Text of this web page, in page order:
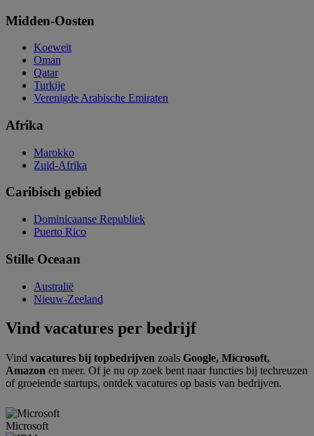
Midden-Oosten
Koeweit
Oman
Qatar
Turkije
Verenigde Arabische Emiraten
Afrika
Marokko
Zuid-Afrika
Caribisch gebied
Dominicaanse Republiek
Puerto Rico
Stille Oceaan
Australië
Nieuw-Zeeland
Vind vacatures per bedrijf
Vind vacatures bij topbedrijven zoals Google, Microsoft,
Amazon en meer. Of je nu op zoek bent naar functies bij techreuzen
of groeiende startups, ontdek vacatures op basis van bedrijven.
Microsoft